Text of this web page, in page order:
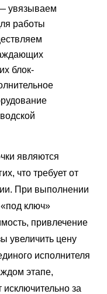
увязываем
работы
блок-
являются
что требует от
При выполнении
ключ»
привлечение
увеличить цену
исполнителя
этапе,
исключительно за